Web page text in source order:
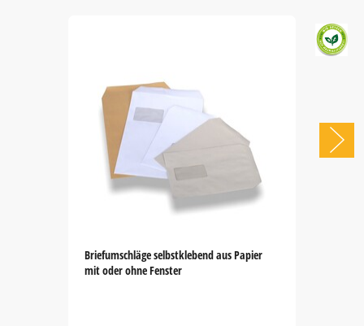
Briefumschläge selbstklebend aus Papier
mit oder ohne Fenster